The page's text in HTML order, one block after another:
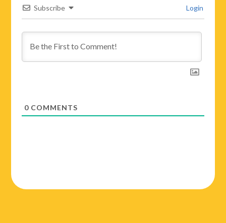
Subscribe Login
0 COMMENTS